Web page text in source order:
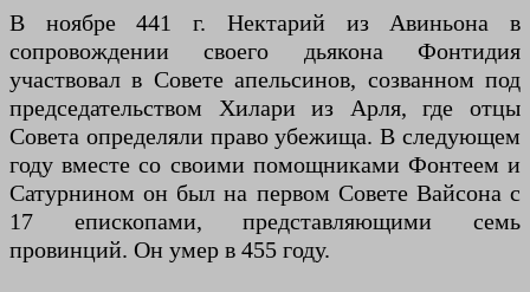
В ноябре 441 г. Нектарий из Авиньона в
сопровождении своего дьякона Фонтидия
участвовал в Совете апельсинов, созванном под
председательством Хилари из Арля, где отцы
Совета определяли право убежища. В следующем
году вместе со своими помощниками Фонтеем и
Сатурнином он был на первом Совете Вайсона с
17 епископами, представляющими семь
провинций. Он умер в 455 году.